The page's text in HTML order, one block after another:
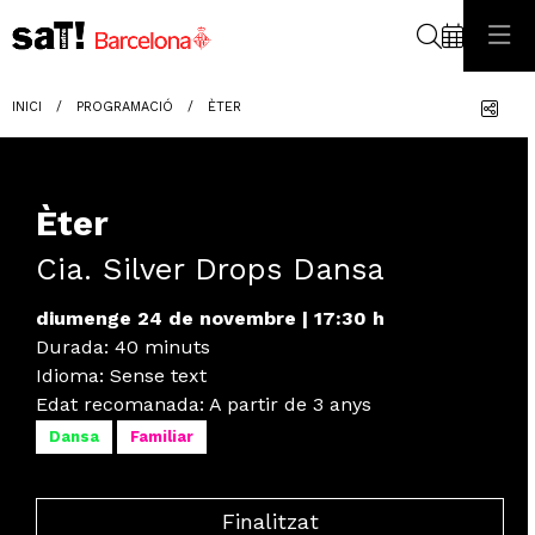
INICI PROGRAMACIÓ ÈTER
Èter
Cia. Silver Drops Dansa
diumenge 24 de novembre | 17:30 h
Durada: 40 minuts
Idioma: Sense text
Edat recomanada: A partir de 3 anys
Dansa Familiar
Finalitzat